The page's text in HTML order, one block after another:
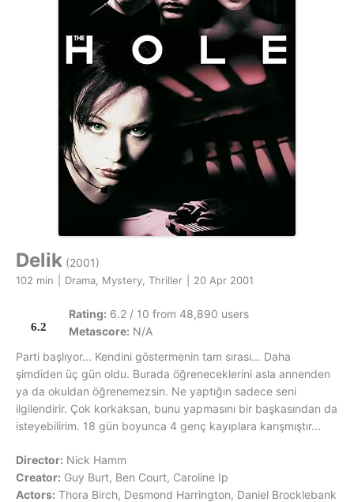
Delik (2001)
102 min Drama, Mystery, Thriller 20 Apr 2001
6.2
Rating: 6.2 / 10 from 48,890 users
Metascore: N/A
Parti başlıyor... Kendini göstermenin tam sırası... Daha
şimdiden üç gün oldu. Burada öğreneceklerini asla annenden
ya da okuldan öğrenemezsin. Ne yaptığın sadece seni
ilgilendirir. Çok korkaksan, bunu yapmasını bir başkasından da
isteyebilirim. 18 gün boyunca 4 genç kayıplara karışmıştır...
Director: Nick Hamm
Creator: Guy Burt, Ben Court, Caroline Ip
Actors: Thora Birch, Desmond Harrington, Daniel Brocklebank